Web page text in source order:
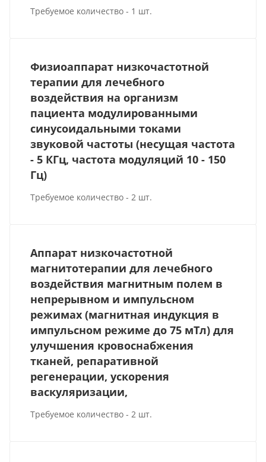
Требуемое количество - 1 шт.
Физиоаппарат низкочастотной
терапии для лечебного
воздействия на организм
пациента модулированными
синусоидальными токами
звуковой частоты (несущая частота
- 5 КГц, частота модуляций 10 - 150
Гц)
Требуемое количество - 2 шт.
Аппарат низкочастотной
магнитотерапии для лечебного
воздействия магнитным полем в
непрерывном и импульсном
режимах (магнитная индукция в
импульсном режиме до 75 мТл) для
улучшения кровоснабжения
тканей, репаративной
регенерации, ускорения
васкуляризации,
Требуемое количество - 2 шт.